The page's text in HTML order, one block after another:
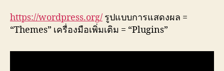
https://wordpress.org/ รูปแบบการแสดงผล =
“Themes” เครื่องมือเพิ่มเติม = “Plugins”